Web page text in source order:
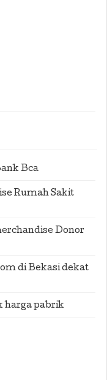
Bca
Rumah Sakit
Donor
di Bekasi dekat
harga pabrik